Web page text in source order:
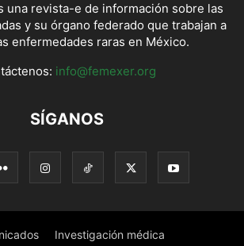
una revista-e de información sobre las
y su órgano federado que trabajan a
enfermedades raras en México.
info@femexer.org
SÍGANOS
Investigación médica